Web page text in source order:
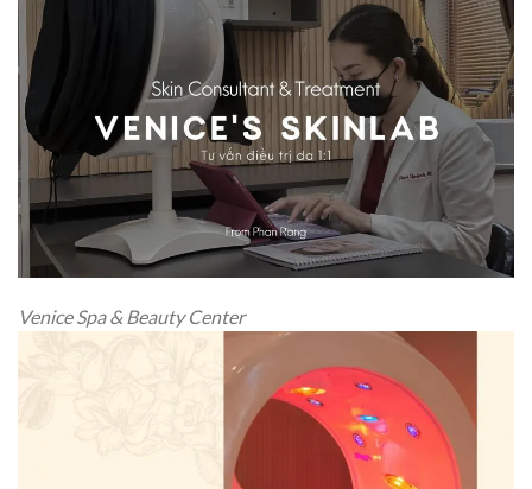
Venice Spa & Beauty Center